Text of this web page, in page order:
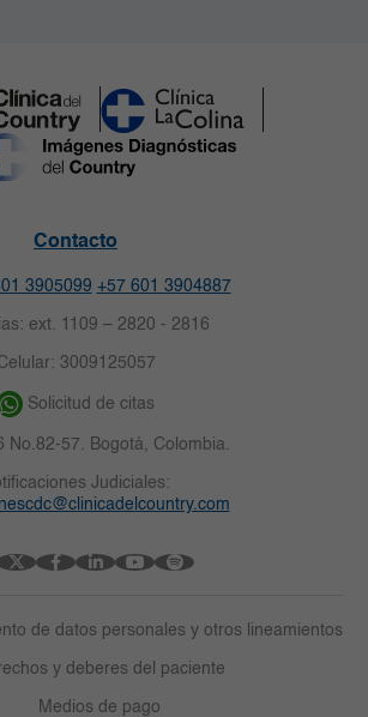
Contacto
3905099 +57 601 3904887
ext. 1109 – 2820 - 2816
3009125057
Solicitud de citas
No.82-57. Bogotá, Colombia.
Judiciales:
de datos personales y otros lineamientos
y deberes del paciente
Medios de pago